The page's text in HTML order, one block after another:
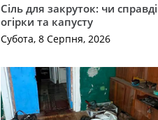
Сіль для закруток: чи
огірки та капусту
Субота, 8 Серпня, 2026